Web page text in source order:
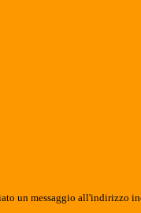
un messaggio all'indirizzo